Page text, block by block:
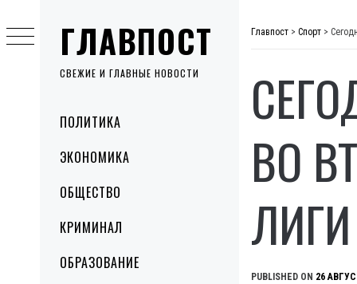
ГЛАВПОСТ
СВЕЖИЕ И ГЛАВНЫЕ НОВОСТИ
MenuПОЛИТИКА
ЭКОНОМИКА
ОБЩЕСТВО
КРИМИНАЛ
ОБРАЗОВАНИЕ
to
content
Главпост > Спорт >
ВО
PUBLISHED ON 26